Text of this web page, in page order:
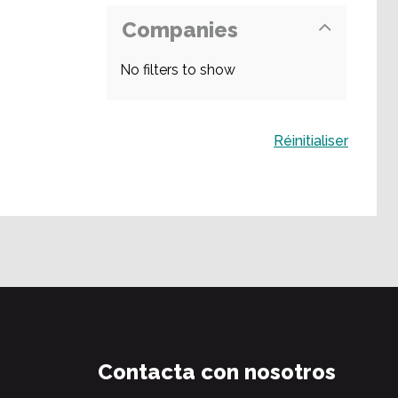
Companies
No filters to show
Réinitialiser
Contacta con nosotros